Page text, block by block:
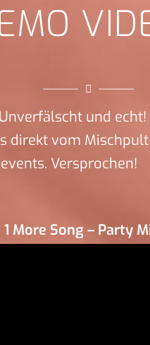
und
direkt vom
Versprochen!
1 More Song – Party